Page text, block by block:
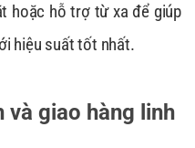
hoặc hỗ trợ từ xa để giúp
hiệu suất tốt nhất.
và giao hàng linh